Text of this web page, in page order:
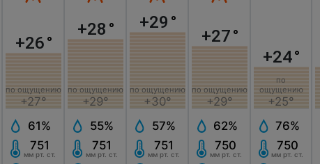
+26°
по ощущению
+27°
61%
751
мм рт. ст.
+28 °
по ощущению
+29°
55%
751
мм рт. ст.
+29 °
по ощущению
+30°
57%
751
мм рт. ст.
+27°
по ощущению
+29°
62%
750
мм рт. ст.
+24°
по
ощущению
+25°
76%
750
мм рт. ст.